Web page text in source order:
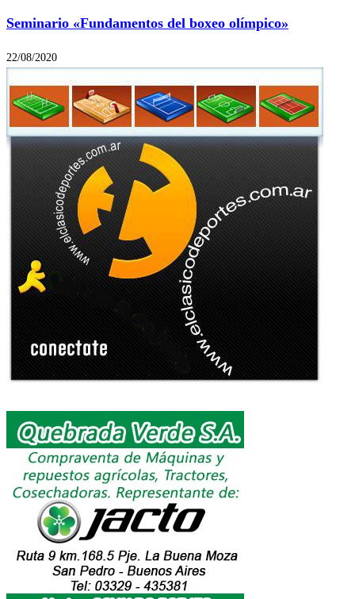
Seminario «Fundamentos del boxeo olímpico»
22/08/2020